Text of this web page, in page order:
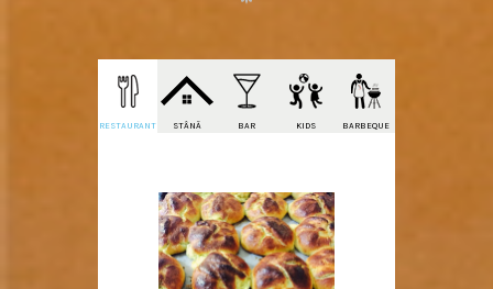
RESTAURANT STÂNĂ BAR KIDS BARBEQUE